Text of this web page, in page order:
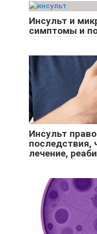
Инсульт и
симптомы и
Инсульт
последствия,
лечение,